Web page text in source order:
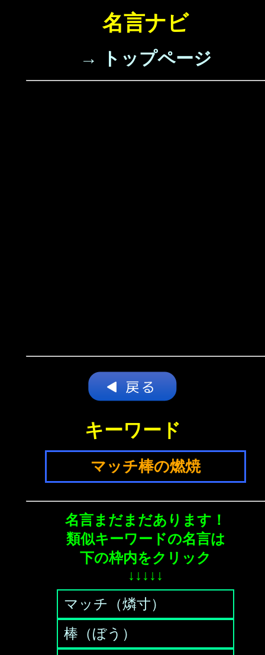
名言ナビ
→ トップページ
キーワード
マッチ棒の燃焼
名言まだまだあります！
類似キーワードの名言は
下の枠内をクリック
↓↓↓↓↓
マッチ（燐寸）
棒（ぼう）